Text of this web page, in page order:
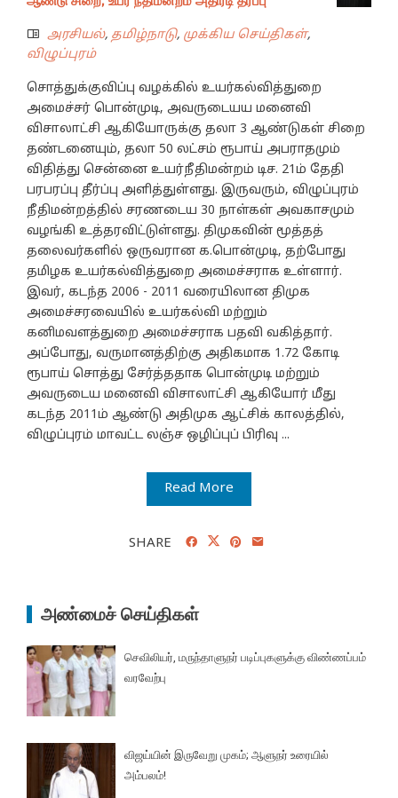
அரசியல், தமிழ்நாடு, முக்கிய செய்திகள்,
விழுப்புரம்
சொத்துக்குவிப்பு வழக்கில் உயர்கல்வித்துறை
அமைச்சர் பொன்முடி, அவருடையய மனைவி
விசாலாட்சி ஆகியோருக்கு தலா 3 ஆண்டுகள் சிறை
தண்டனையும், தலா 50 லட்சம் ரூபாய் அபராதமும்
விதித்து சென்னை உயர்நீதிமன்றம் டிச. 21ம் தேதி
பரபரப்பு தீர்ப்பு அளித்துள்ளது. இருவரும், விழுப்புரம்
நீதிமன்றத்தில் சரணடைய 30 நாள்கள் அவகாசமும்
வழங்கி உத்தரவிட்டுள்ளது. திமுகவின் மூத்தத்
தலைவர்களில் ஒருவரான க.பொன்முடி, தற்போது
தமிழக உயர்கல்வித்துறை அமைச்சராக உள்ளார்.
இவர், கடந்த 2006 - 2011 வரையிலான திமுக
அமைச்சரவையில் உயர்கல்வி மற்றும்
கனிமவளத்துறை அமைச்சராக பதவி வகித்தார்.
அப்போது, வருமானத்திற்கு அதிகமாக 1.72 கோடி
ரூபாய் சொத்து சேர்த்ததாக பொன்முடி மற்றும்
அவருடைய மனைவி விசாலாட்சி ஆகியோர் மீது
கடந்த 2011ம் ஆண்டு அதிமுக ஆட்சிக் காலத்தில்,
விழுப்புரம் மாவட்ட லஞ்ச ஒழிப்புப் பிரிவு ...
Read More
SHARE
அண்மைச் செய்திகள்
செவிலியர், மருந்தாளுநர் படிப்புகளுக்கு விண்ணப்பம்
வரவேற்பு
விஜய்யின் இருவேறு முகம்; ஆளுநர் உரையில்
அம்பலம்!